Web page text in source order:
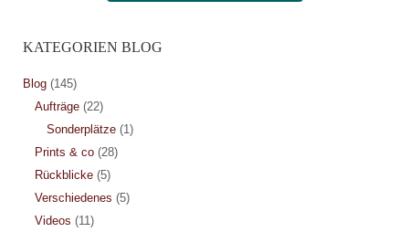
KATEGORIEN BLOG
Blog(145)
Aufträge(22)
Sonderplätze(1)
Prints & co(28)
Rückblicke(5)
Verschiedenes (5)
Videos (11)